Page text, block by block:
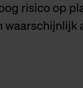
risico op
waarschijnlijk